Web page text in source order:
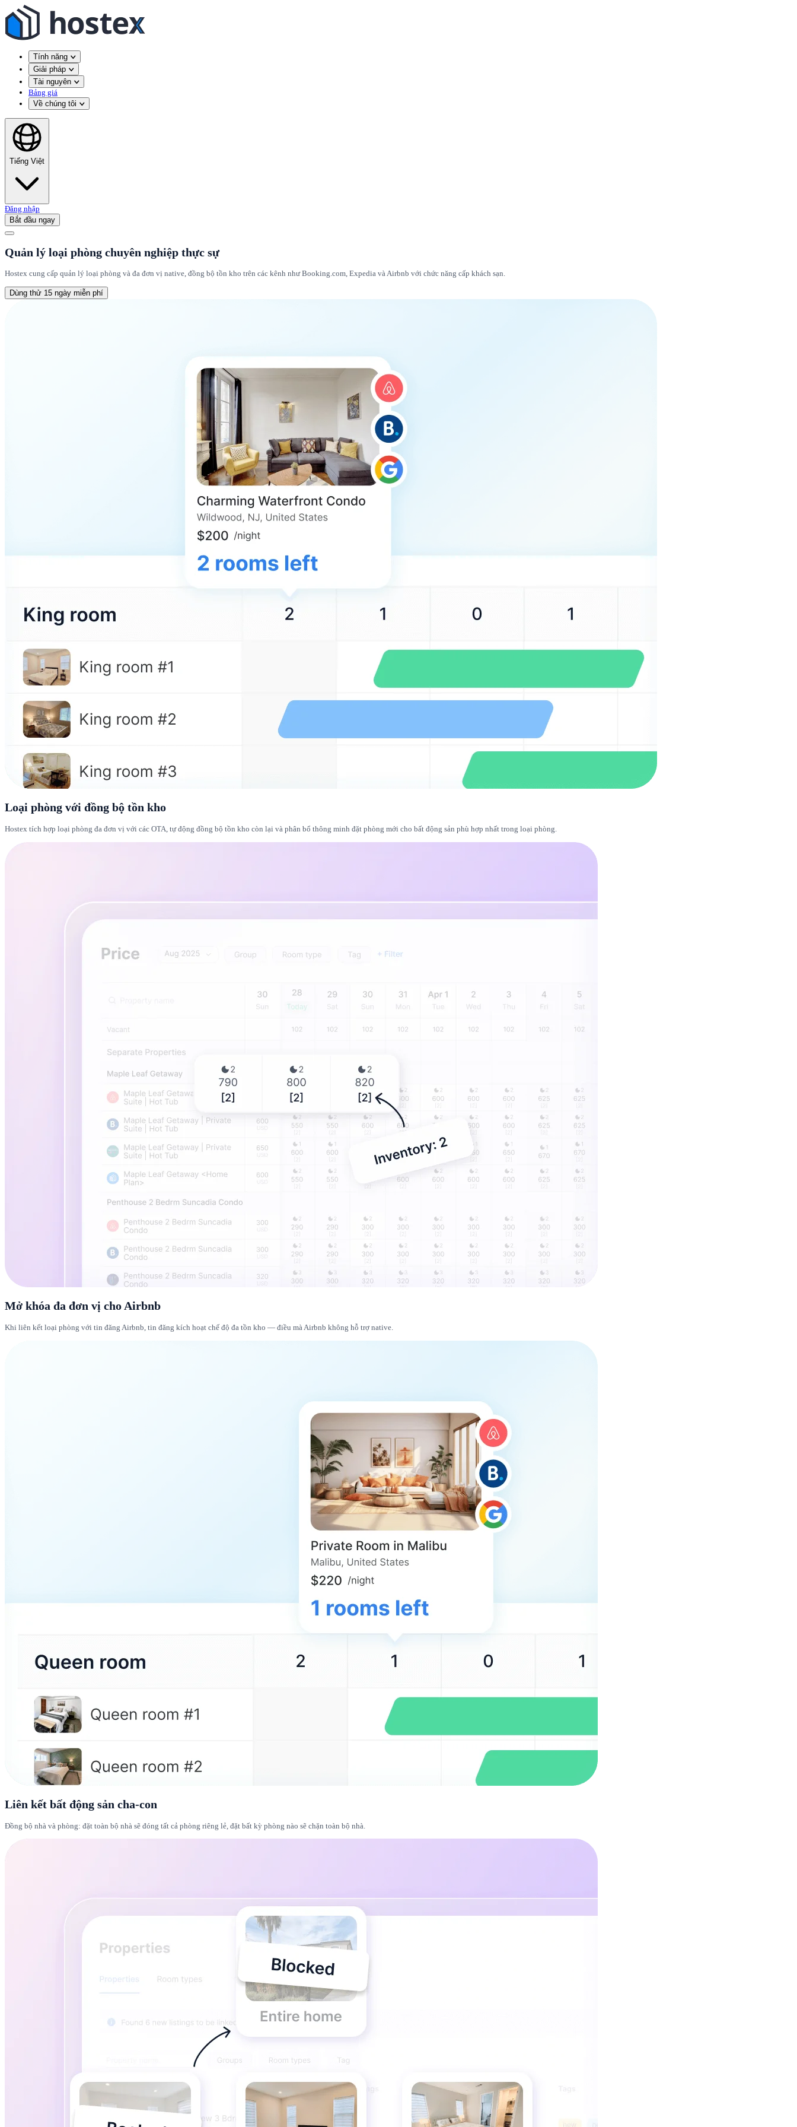
Tính năng
Giải pháp
Tài nguyên
Bảng giá
Về chúng tôi
Tiếng Việt
Đăng nhập
Bắt đầu ngay
Quản lý loại phòng chuyên nghiệp thực sự
Hostex cung cấp quản lý loại phòng và đa đơn vị native, đồng bộ tồn kho trên các kênh như Booking.com, Expedia và Airbnb với chức năng cấp khách sạn.
Dùng thử 15 ngày miễn phí
Loại phòng với đồng bộ tồn kho
Hostex tích hợp loại phòng đa đơn vị với các OTA, tự động đồng bộ tồn kho còn lại và phân bổ thông minh đặt phòng mới cho bất động sản phù hợp nhất trong loại phòng.
Mở khóa đa đơn vị cho Airbnb
Khi liên kết loại phòng với tin đăng Airbnb, tin đăng kích hoạt chế độ đa tồn kho — điều mà Airbnb không hỗ trợ native.
Liên kết bất động sản cha-con
Đồng bộ nhà và phòng: đặt toàn bộ nhà sẽ đóng tất cả phòng riêng lẻ, đặt bất kỳ phòng nào sẽ chặn toàn bộ nhà.